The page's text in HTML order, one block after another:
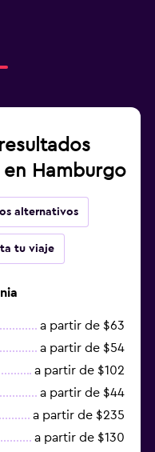
Hamburgo
alternativos
tu viaje
a partir de $63
a partir de $54
a partir de $102
a partir de $44
a partir de $235
a partir de $130